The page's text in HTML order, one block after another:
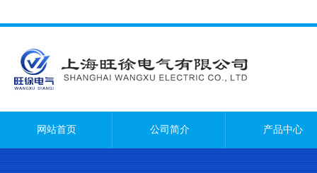
网站首页 公司简介 产品中心